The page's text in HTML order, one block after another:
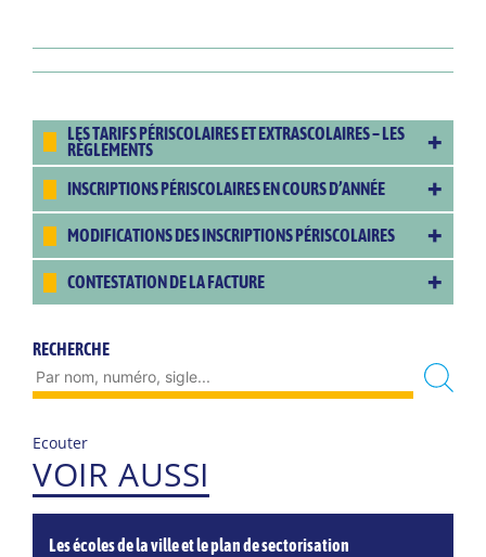
LES TARIFS PÉRISCOLAIRES ET EXTRASCOLAIRES – LES
RÈGLEMENTS
INSCRIPTIONS PÉRISCOLAIRES EN COURS D’ANNÉE
MODIFICATIONS DES INSCRIPTIONS PÉRISCOLAIRES
CONTESTATION DE LA FACTURE
RECHERCHE
Ecouter
VOIR AUSSI
Les écoles de la ville et le plan de sectorisation